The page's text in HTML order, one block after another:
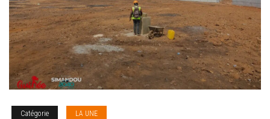
Catégorie LA UNE